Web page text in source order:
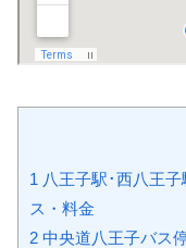
1 八王子駅･西八王
ス・料金
2 中央道八王子バス